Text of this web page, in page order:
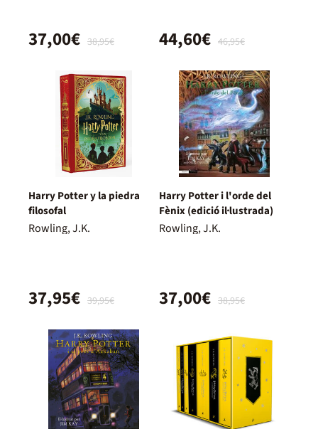
38,95€
37,00€ 46,95€
44,60€
Harry Potter y la piedra
filosofal
Rowling, J.K.
39,95€
37,95€
Harry Potter i l'orde del
Fènix (edició il·lustrada)
Rowling, J.K.
38,95€
37,00€